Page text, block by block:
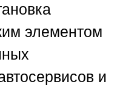
элементом
и